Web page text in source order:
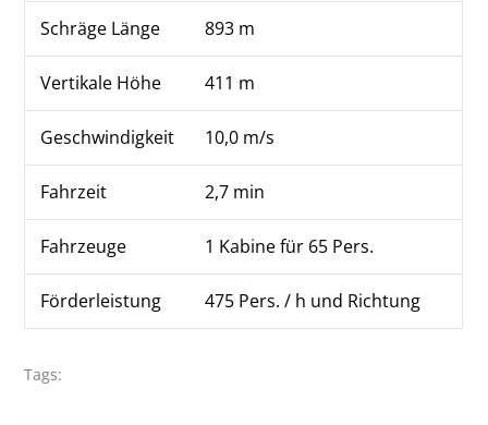
Schräge Länge 893 m
Vertikale Höhe 411 m
Geschwindigkeit 10,0 m/s
Fahrzeit 2,7 min
Fahrzeuge 1 Kabine für 65 Pers.
Förderleistung 475 Pers. / h und Richtung
Tags: